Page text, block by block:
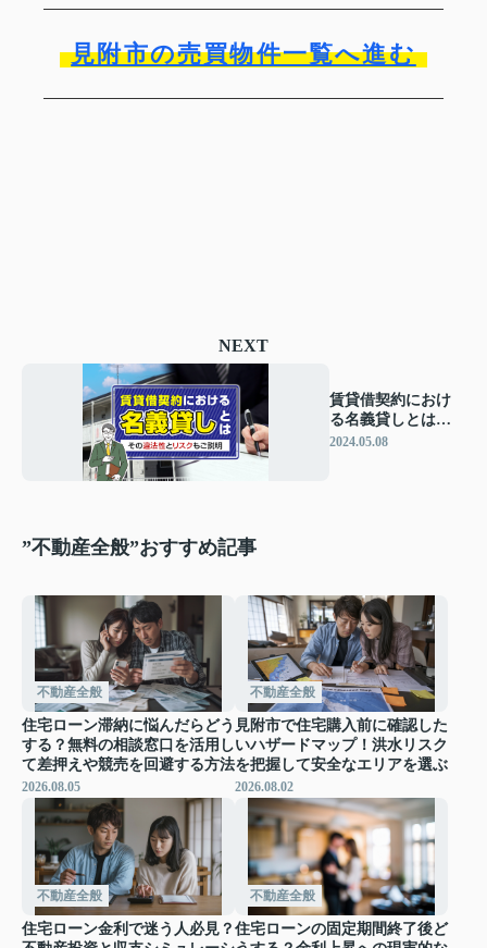
見附市の売買物件一覧へ進む
NEXT
賃貸借契約におけ
る名義貸しとは？
その違法性とリス
2024.05.08
”不動産全般”おすすめ記事
不動産全般
住宅ローン滞納に悩んだらどう
する？無料の相談窓口を活用し
て差押えや競売を回避する方法
2026.08.05
不動産全般
見附市で住宅購入前に確認した
いハザードマップ！洪水リスク
を把握して安全なエリアを選ぶ
2026.08.02
不動産全般
住宅ローン金利で迷う人必見？
不動産全般
住宅ローンの固定期間終了後ど